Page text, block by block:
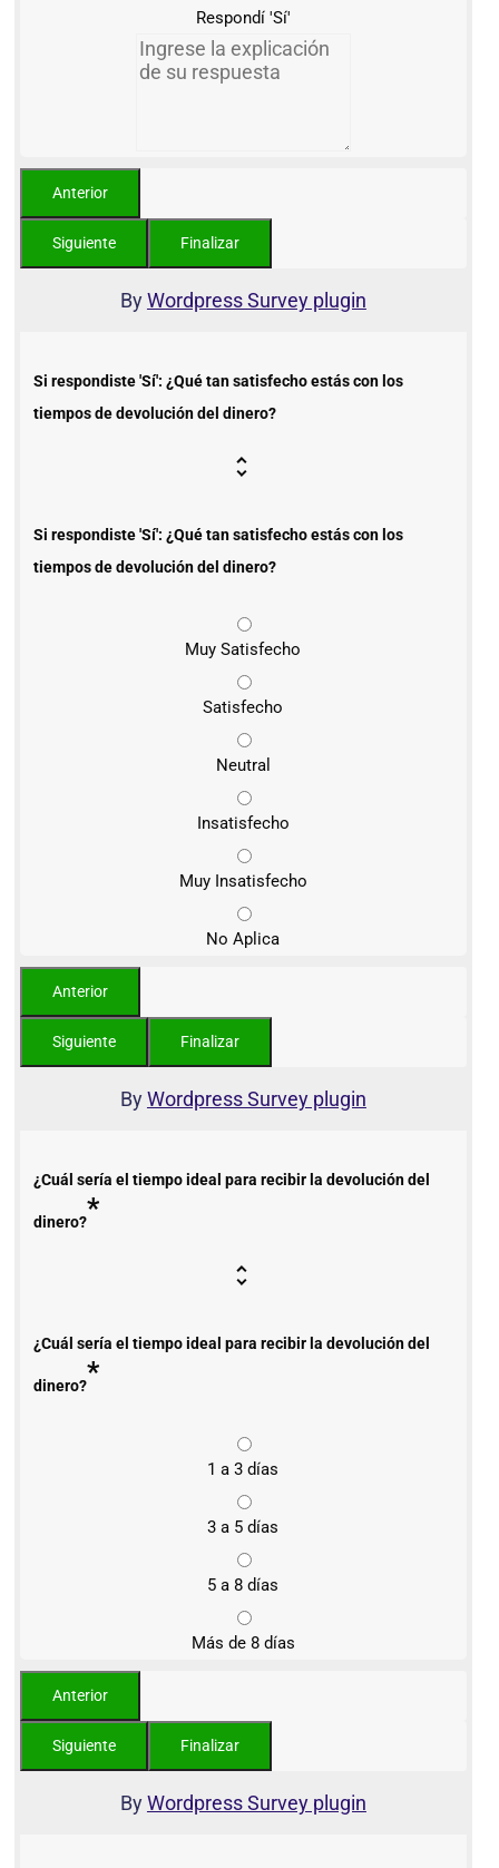
Respondí 'Sí'
ByWordpress Survey plugin
Si respondiste 'Sí': ¿Qué tan satisfecho estás con los
tiempos de devolución del dinero?
Si respondiste 'Sí': ¿Qué tan satisfecho estás con los
tiempos de devolución del dinero?
Muy Satisfecho
Satisfecho
Neutral
Insatisfecho
Muy Insatisfecho
No Aplica
ByWordpress Survey plugin
¿Cuál sería el tiempo ideal para recibir la devolución del
dinero?*
¿Cuál sería el tiempo ideal para recibir la devolución del
dinero?*
1 a 3 días
3 a 5 días
5 a 8 días
Más de 8 días
ByWordpress Survey plugin